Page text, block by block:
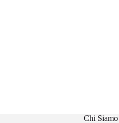
Chi Siamo